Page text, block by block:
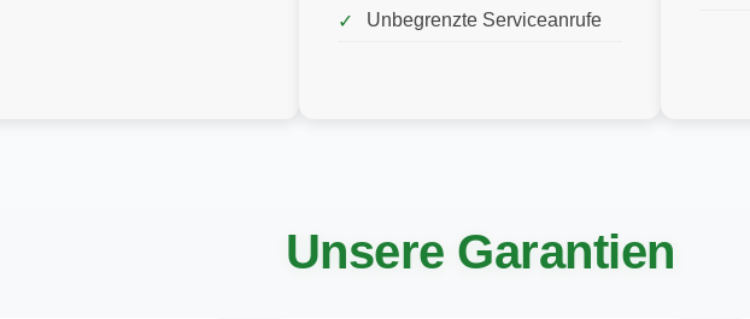
Unbegrenzte Serviceanrufe
Unsere Garantien